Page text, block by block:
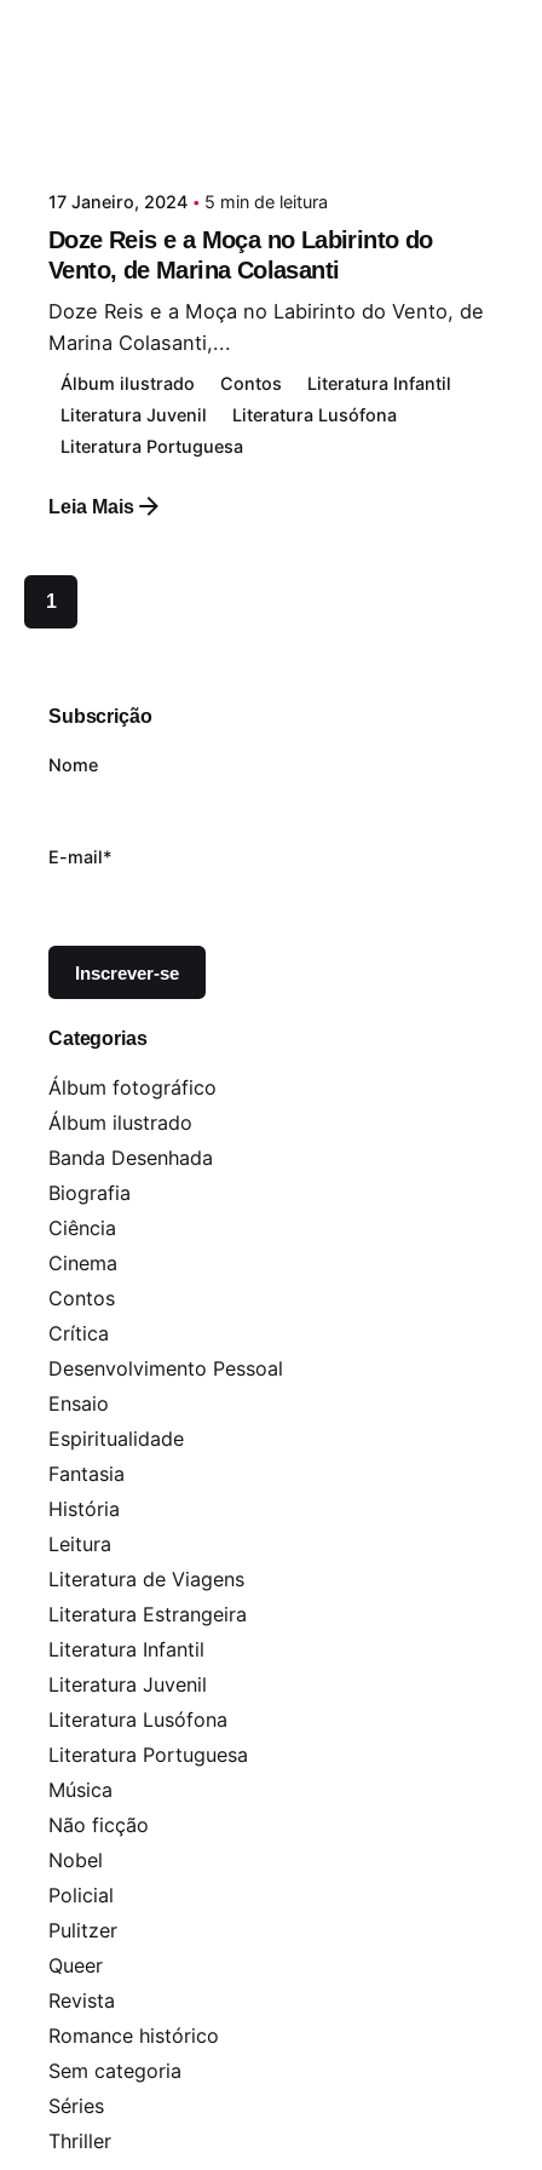
17 Janeiro, 2024 5 min de leitura
Doze Reis e a Moça no Labirinto do
Vento, de Marina Colasanti
Doze Reis e a Moça no Labirinto do Vento, de
Marina Colasanti,...
Álbum ilustrado Contos
Literatura Infantil
Literatura Juvenil
Literatura Lusófona
Literatura Portuguesa
Leia Mais
1
Subscrição
Nome
E-mail*
Categorias
Álbum fotográfico
Álbum ilustrado
Banda Desenhada
Biografia
Ciência
Cinema
Contos
Crítica
Desenvolvimento Pessoal
Ensaio
Espiritualidade
Fantasia
História
Leitura
Literatura de Viagens
Literatura Estrangeira
Literatura Infantil
Literatura Juvenil
Literatura Lusófona
Literatura Portuguesa
Música
Não ficção
Nobel
Policial
Pulitzer
Queer
Revista
Romance histórico
Sem categoria
Séries
Thriller